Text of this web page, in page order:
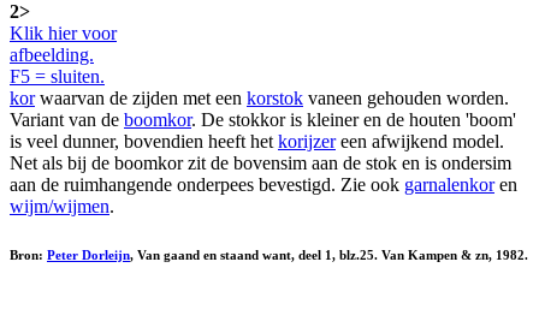
2>
Klik hier voor
afbeelding.
F5 = sluiten.
korwaarvan de zijden met een korstok vaneen gehouden worden.
Variant van de boomkor. De stokkor is kleiner en de houten 'boom'
is veel dunner, bovendien heeft het korijzereen afwijkend model.
Net als bij de boomkor zit de bovensim aan de stok en is ondersim
aan de ruimhangende onderpees bevestigd. Zie ook garnalenkoren
wijm/wijmen.
Bron: Peter Dorleijn, Van gaand en staand want, deel 1, blz.25. Van Kampen & zn, 1982.